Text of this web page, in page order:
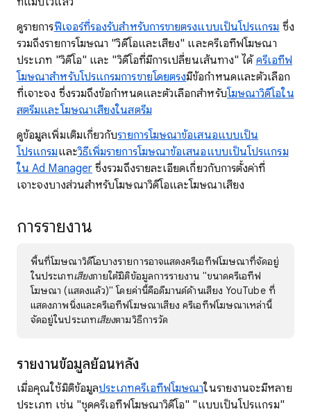
ดูรายการฟีเจอร์ที่รองรับสำหรับการขายตรงแบบเป็นโปรแกรม ซึ่ง
รวมถึงรายการโฆษณา "วิดีโอและเสียง" และครีเอทีฟโฆษณา
ประเภท "วิดีโอ" และ "วิดีโอที่มีการเปลี่ยนเส้นทาง" ได้ ครีเอทีฟ
โฆษณาสำหรับโปรแกรมการขายโดยตรงมีข้อกำหนดและตัวเลือก
ที่เจาะจง ซึ่งรวมถึงข้อกำหนดและตัวเลือกสำหรับโฆษณาวิดีโอใน
สตรีมและโฆษณาเสียงในสตรีม
ดูข้อมูลเพิ่มเติมเกี่ยวกับรายการโฆษณาข้อเสนอแบบเป็น
โปรแกรมและวิธีเพิ่มรายการโฆษณาข้อเสนอแบบเป็นโปรแกรม
ใน Ad Manager ซึ่งรวมถึงรายละเอียดเกี่ยวกับการตั้งค่าที่
เจาะจงบางส่วนสำหรับโฆษณาวิดีโอและโฆษณาเสียง
การรายงาน
พื้นที่โฆษณาวิดีโอบางรายการอาจแสดงครีเอทีฟโฆษณาที่จัดอยู่
ในประเภทเสียงภายใต้มิติข้อมูลการรายงาน "ขนาดครีเอทีฟ
โฆษณา (แสดงแล้ว)" โดยค่านี้คือดีมานด์ด้านเสียง YouTube ที่
แสดงภาพนิ่งและครีเอทีฟโฆษณาเสียง ครีเอทีฟโฆษณาเหล่านี้
จัดอยู่ในประเภทเสียงตามวิธีการวัด
รายงานข้อมูลย้อนหลัง
เมื่อคุณใช้มิติข้อมูลประเภทครีเอทีฟโฆษณาในรายงานจะมีหลาย
ประเภท เช่น "ชุดครีเอทีฟโฆษณาวิดีโอ" "แบบเป็นโปรแกรม"